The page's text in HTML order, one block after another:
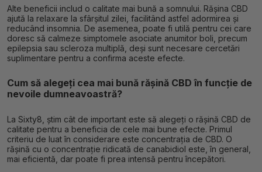
Alte beneficii includ o calitate mai bună a somnului. Rășina CBD
ajută la relaxare la sfârșitul zilei, facilitând astfel adormirea și
reducând insomnia. De asemenea, poate fi utilă pentru cei care
doresc să calmeze simptomele asociate anumitor boli, precum
epilepsia sau scleroza multiplă, deși sunt necesare cercetări
suplimentare pentru a confirma aceste efecte.
Cum să alegeți cea mai bună rășină CBD în funcție de
nevoile dumneavoastră?
La Sixty8, știm cât de important este să alegeți o rășină CBD de
calitate pentru a beneficia de cele mai bune efecte. Primul
criteriu de luat în considerare este concentrația de CBD. O
rășină cu o concentrație ridicată de canabidiol este, în general,
mai eficientă, dar poate fi prea intensă pentru începători.